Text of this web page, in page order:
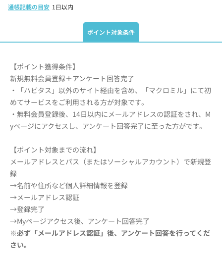
通帳記載の目安 1日以内
ポイント対象条件
【ポイント獲得条件】
新規無料会員登録＋アンケート回答完了
・「ハピタス」以外のサイト経由を含め、「マクロミル」にて初
めてサービスをご利用される方が対象です。
・無料会員登録後、14日以内にメールアドレスの認証をされ、M
yページにアクセスし、アンケート回答完了に至った方がです。
【ポイント対象までの流れ】
メールアドレスとパス（またはソーシャルアカウント）で新規登
録
→名前や住所など個人詳細情報を登録
→メールアドレス認証
→登録完了
→Myページアクセス後、アンケート回答完了
※必ず「メールアドレス認証」後、アンケート回答を行ってくだ
さい。